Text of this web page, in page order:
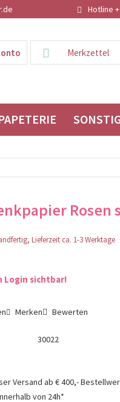
Hotline
Merkzettel
Rosen
Lieferzeit ca. 1-3 Werktage
Login sichtbar!
Merken Bewerten
30022
Versand ab € 400,-
von 24h*